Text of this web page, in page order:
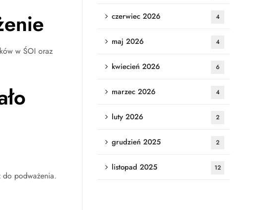
w ŚOI oraz
do podważenia.
czerwiec 2026 4
maj 2026 4
kwiecień 2026 6
marzec 2026 4
luty 2026 2
grudzień 2025 2
listopad 2025 12